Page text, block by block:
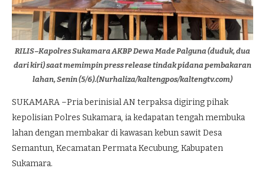
RILIS–Kapolres Sukamara AKBP Dewa Made Palguna (duduk, dua
dari kiri) saat memimpin press release tindak pidana pembakaran
lahan, Senin (5/6).(Nurhaliza/kaltengpos/kaltengtv.com)
SUKAMARA –Pria berinisial AN terpaksa digiring pihak
kepolisian Polres Sukamara, ia kedapatan tengah membuka
lahan dengan membakar di kawasan kebun sawit Desa
Semantun, Kecamatan Permata Kecubung, Kabupaten
Sukamara.